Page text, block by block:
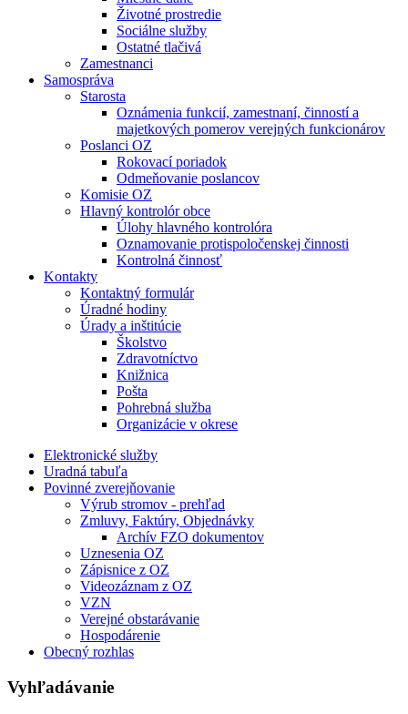
Životné prostredie
Sociálne služby
Ostatné tlačivá
Zamestnanci
Samospráva
Starosta
Oznámenia funkcií, zamestnaní, činností a
majetkových pomerov verejných funkcionárov
Poslanci OZ
Rokovací poriadok
Odmeňovanie poslancov
Komisie OZ
Hlavný kontrolór obce
Úlohy hlavného kontrolóra
Oznamovanie protispoločenskej činnosti
Kontrolná činnosť
Kontakty
Kontaktný formulár
Úradné hodiny
Úrady a inštitúcie
Školstvo
Zdravotníctvo
Knižnica
Pošta
Pohrebná služba
Organizácie v okrese
Elektronické služby
Uradná tabuľa
Povinné zverejňovanie
Výrub stromov - prehľad
Zmluvy, Faktúry, Objednávky
Archív FZO dokumentov
Uznesenia OZ
Zápisnice z OZ
Videozáznam z OZ
VZN
Verejné obstarávanie
Hospodárenie
Obecný rozhlas
Vyhľadávanie